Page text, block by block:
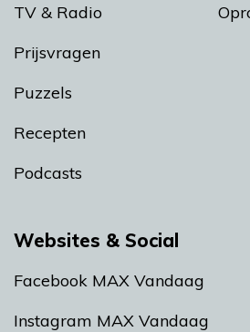
TV & Radio
Prijsvragen
Puzzels
Recepten
Podcasts
Websites & Social
Facebook MAX Vandaag
Instagram MAX Vandaag